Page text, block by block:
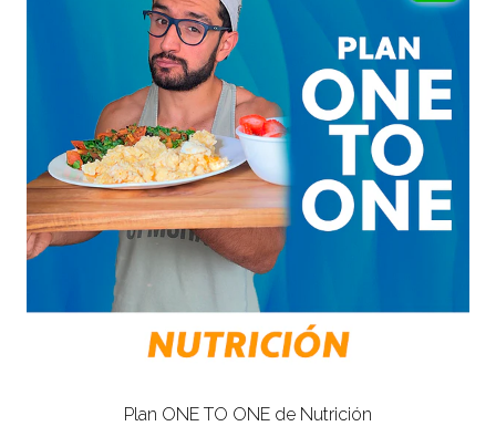
Plan ONE TO ONE de Nutrición